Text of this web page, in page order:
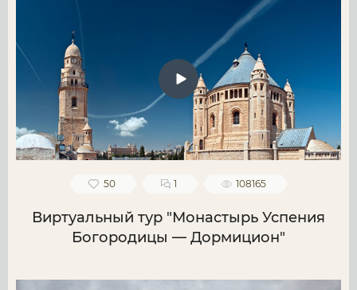
50 1 108165
Виртуальный тур "Монастырь Успения
Богородицы — Дормицион"